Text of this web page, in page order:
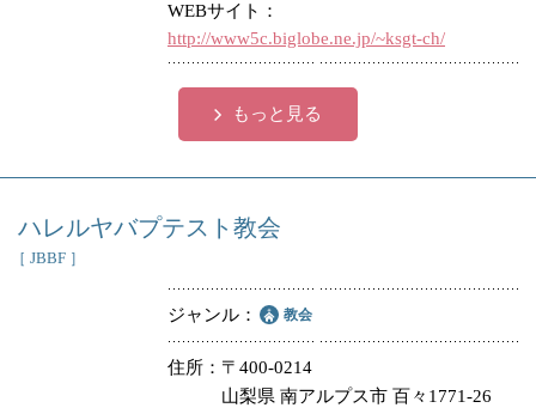
WEBサイト
http://www5c.biglobe.ne.jp/~ksgt-ch/
もっと見る
ハレルヤバプテスト教会
［ JBBF ］
ジャンル 教会
住所
〒400-0214
山梨県 南アルプス市 百々1771-26